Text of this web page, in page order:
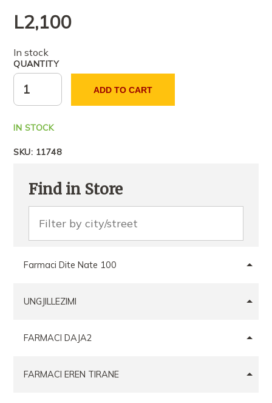
L2,100
In stock
QUANTITY
ADD TO CART
IN STOCK
SKU: 11748
Find in Store
Farmaci Dite Nate 100
UNGJILLEZIMI
FARMACI DAJA2
FARMACI EREN TIRANE